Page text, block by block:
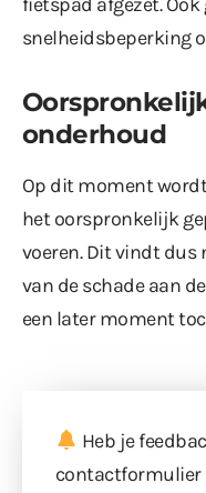
snelheidsbeperking
onderhoud
Op dit moment
het oorspronkelijk
voeren. Dit vindt
van de schade aan
een later moment
Heb je
contactformulier